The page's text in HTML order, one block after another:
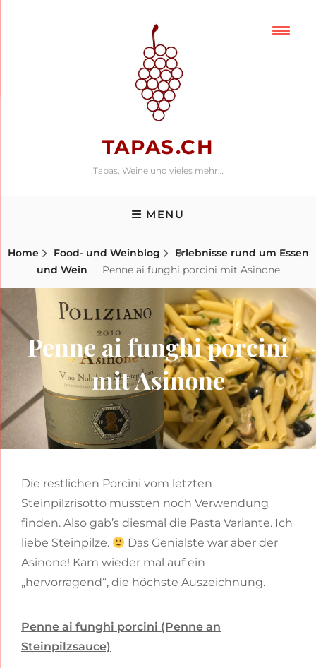
TAPAS.CH
Tapas, Weine und vieles mehr…
MENU
Home Food- und Weinblog
Erlebnisse rund um Essen
und Wein
Penne ai funghi porcini mit Asinone
Penne ai funghi porcini
mit Asinone
Die restlichen Porcini vom letzten
Steinpilzrisotto mussten noch Verwendung
finden. Also gab’s diesmal die Pasta Variante. Ich
liebe Steinpilze.
Das Genialste war aber der
Asinone! Kam wieder mal auf ein
„hervorragend“, die höchste Auszeichnung.
Penne ai funghi porcini (Penne an
Steinpilzsauce)